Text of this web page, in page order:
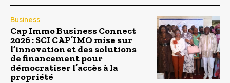
Business
Cap Immo Business Connect
2026 : SCI CAP’IMO mise sur
l’innovation et des solutions
de financement pour
démocratiser l’accès à la
propriété